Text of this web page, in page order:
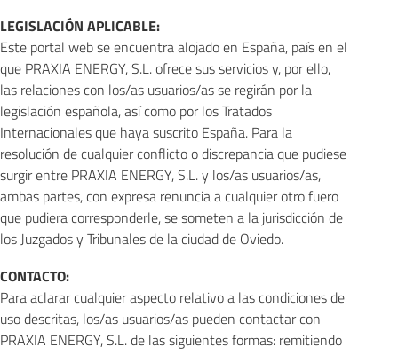
LEGISLACIÓN APLICABLE:
Este portal web se encuentra alojado en España, país en el
que PRAXIA ENERGY, S.L. ofrece sus servicios y, por ello,
las relaciones con los/as usuarios/as se regirán por la
legislación española, así como por los Tratados
Internacionales que haya suscrito España. Para la
resolución de cualquier conflicto o discrepancia que pudiese
surgir entre PRAXIA ENERGY, S.L. y los/as usuarios/as,
ambas partes, con expresa renuncia a cualquier otro fuero
que pudiera corresponderle, se someten a la jurisdicción de
los Juzgados y Tribunales de la ciudad de Oviedo.
CONTACTO:
Para aclarar cualquier aspecto relativo a las condiciones de
uso descritas, los/as usuarios/as pueden contactar con
PRAXIA ENERGY, S.L. de las siguientes formas: remitiendo